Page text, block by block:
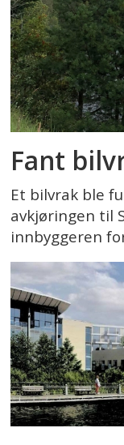
Fant
Et bilvrak ble
avkjøringen til
innbyggeren